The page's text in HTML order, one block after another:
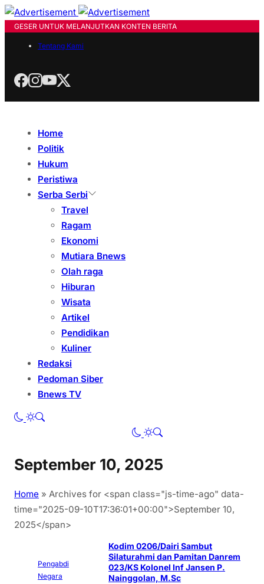
GESER UNTUK MELANJUTKAN KONTEN BERITA
Tentang Kami
Home
Politik
Hukum
Peristiwa
Serba Serbi
Travel
Ragam
Ekonomi
Mutiara Bnews
Olah raga
Hiburan
Wisata
Artikel
Pendidikan
Kuliner
Redaksi
Pedoman Siber
Bnews TV
September 10, 2025
Home » Archives for <span class="js-time-ago" data-
time="2025-09-10T17:36:01+00:00">September 10,
2025</span>
Pengabdi
Negara
Kodim 0206/Dairi Sambut
Silaturahmi dan Pamitan Danrem
023/KS Kolonel Inf Jansen P.
Nainggolan, M.Sc